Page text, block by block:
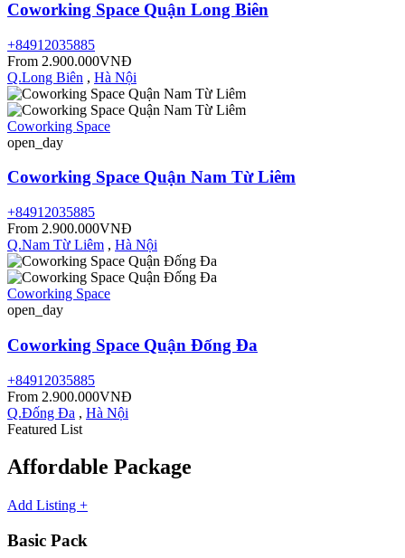
Coworking Space Quận Long Biên
+84912035885
From 2.900.000VNĐ
Q.Long Biên , Hà Nội
Coworking Space
open_day
Coworking Space Quận Nam Từ Liêm
+84912035885
From 2.900.000VNĐ
Q.Nam Từ Liêm , Hà Nội
Coworking Space
open_day
Coworking Space Quận Đống Đa
+84912035885
From 2.900.000VNĐ
Q.Đống Đa , Hà Nội
Featured List
Affordable Package
Add Listing +
Basic Pack